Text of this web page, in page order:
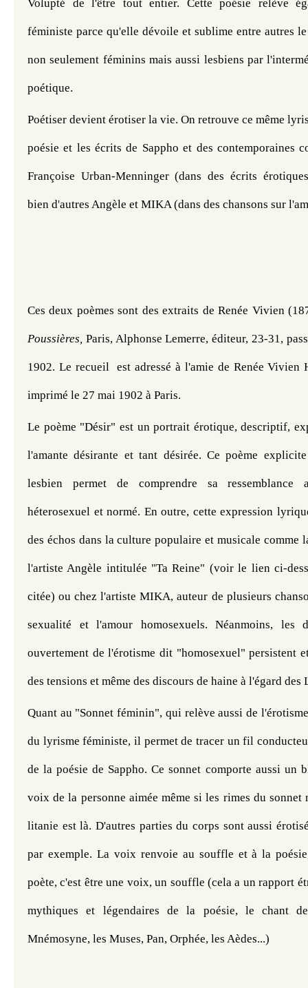
Volupté de l'être tout entier. Cette poésie relève
féministe parce qu'elle dévoile et sublime entre autres
non seulement féminins mais aussi lesbiens par
poétique.
Poétiser devient érotiser la vie. On retrouve ce même
poésie et les écrits de Sappho et des contemporaines
Françoise Urban-Menninger (dans des écrits
bien d'autres Angèle et MIKA (dans des chansons sur
Ces deux poèmes sont des extraits de Renée Vivien
Poussières, Paris, Alphonse Lemerre, éditeur, 23-31,
1902. Le recueil est adressé à l'amie de Renée
imprimé le 27 mai 1902 à Paris.
Le poème "Désir" est un portrait érotique, descriptif,
l'amante désirante et tant désirée. Ce poème
lesbien permet de comprendre sa ressemblance
héterosexuel et normé. En outre, cette expression
des échos dans la culture populaire et musicale comme
l'artiste Angèle intitulée "Ta Reine" (voir le lien ci-
citée) ou chez l'artiste MIKA, auteur de plusieurs
sexualité et l'amour homosexuels. Néanmoins, les
ouvertement de l'érotisme dit "homosexuel" persistent
des tensions et même des discours de haine à l'égard
Quant au "Sonnet féminin", qui relève aussi de
du lyrisme féministe, il permet de tracer un fil
de la poésie de Sappho. Ce sonnet comporte aussi un
voix de la personne aimée même si les rimes du sonnet
litanie est là. D'autres parties du corps sont aussi
par exemple. La voix renvoie au souffle et à la
poète, c'est être une voix, un souffle (cela a un rapport
Mnémosyne, les Muses, Pan, Orphée, les Aèdes...)